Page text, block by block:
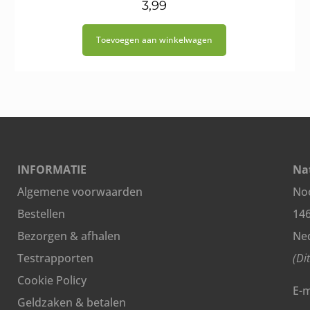
3,99
Toevoegen aan winkelwagen
INFORMATIE
Algemene voorwaarden
Bestellen
Bezorgen & afhalen
Testrapporten
Cookie Policy
Geldzaken & betalen
E-